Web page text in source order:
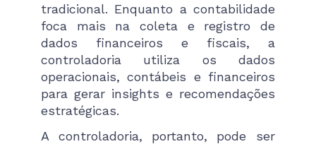
tradicional. Enquanto a contabilidade
foca mais na coleta e registro de
dados financeiros e fiscais, a
controladoria utiliza os dados
operacionais, contábeis e financeiros
para gerar insights e recomendações
estratégicas.
A controladoria, portanto, pode ser